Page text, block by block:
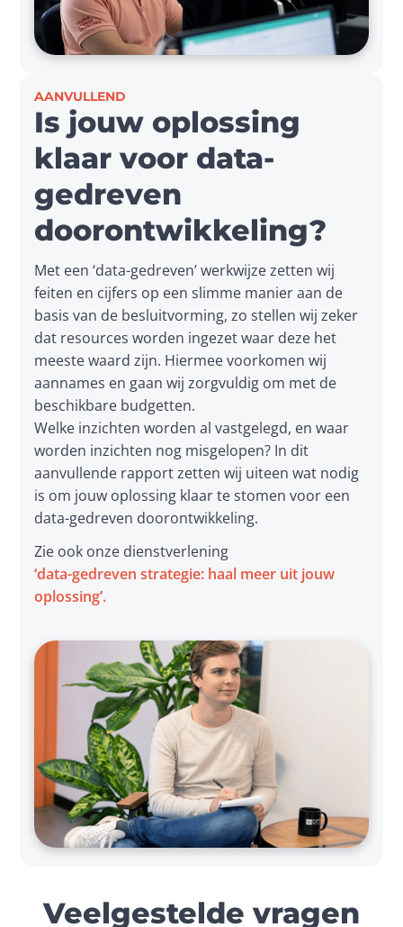
AANVULLEND
Is jouw oplossing
klaar voor data-
gedreven
doorontwikkeling?
Met een ‘data-gedreven’ werkwijze zetten wij
feiten en cijfers op een slimme manier aan de
basis van de besluitvorming, zo stellen wij zeker
dat resources worden ingezet waar deze het
meeste waard zijn. Hiermee voorkomen wij
aannames en gaan wij zorgvuldig om met de
beschikbare budgetten.
Welke inzichten worden al vastgelegd, en waar
worden inzichten nog misgelopen? In dit
aanvullende rapport zetten wij uiteen wat nodig
is om jouw oplossing klaar te stomen voor een
data-gedreven doorontwikkeling.
Zie ook onze dienstverlening
‘data-gedreven strategie: haal meer uit jouw
oplossing’.
Veelgestelde vragen